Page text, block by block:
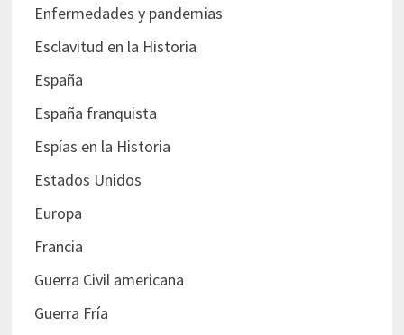
Enfermedades y pandemias
Esclavitud en la Historia
España
España franquista
Espías en la Historia
Estados Unidos
Europa
Francia
Guerra Civil americana
Guerra Fría